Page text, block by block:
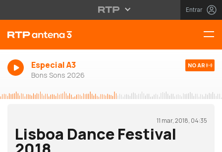
Entrar
Especial A3
Bons Sons 2026
NO AR
11 mar, 2018, 04:35
Lisboa Dance Festival